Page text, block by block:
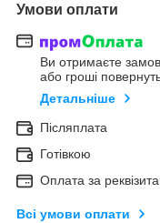
Умови оплати
Ви отримаєте
або гроші
Детальніше
Післяплата
Готівкою
Оплата за
Всі умови оплати